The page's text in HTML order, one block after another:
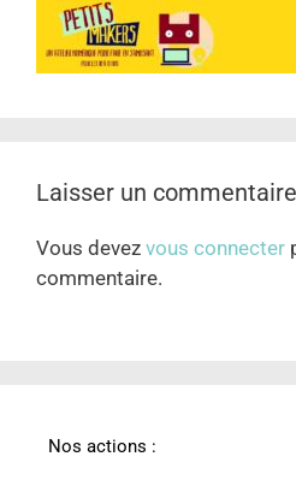
Laisser un commentaire
Vous devez vous connecter
commentaire.
Nos actions :